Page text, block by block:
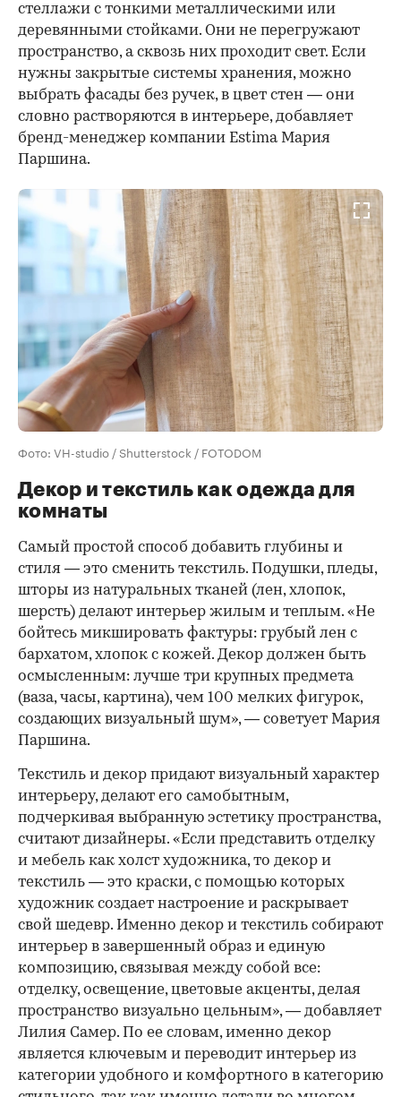
стеллажи с тонкими металлическими или
деревянными стойками. Они не перегружают
пространство, а сквозь них проходит свет. Если
нужны закрытые системы хранения, можно
выбрать фасады без ручек, в цвет стен — они
словно растворяются в интерьере, добавляет
бренд-менеджер компании Estima Мария
Паршина.
Фото: VH-studio / Shutterstock / FOTODOM
Декор и текстиль как одежда для
комнаты
Самый простой способ добавить глубины и
стиля — это сменить текстиль. Подушки, пледы,
шторы из натуральных тканей (лен, хлопок,
шерсть) делают интерьер жилым и теплым. «Не
бойтесь микшировать фактуры: грубый лен с
бархатом, хлопок с кожей. Декор должен быть
осмысленным: лучше три крупных предмета
(ваза, часы, картина), чем 100 мелких фигурок,
создающих визуальный шум», — советует Мария
Паршина.
Текстиль и декор придают визуальный характер
интерьеру, делают его самобытным,
подчеркивая выбранную эстетику пространства,
считают дизайнеры. «Если представить отделку
и мебель как холст художника, то декор и
текстиль — это краски, с помощью которых
художник создает настроение и раскрывает
свой шедевр. Именно декор и текстиль собирают
интерьер в завершенный образ и единую
композицию, связывая между собой все:
отделку, освещение, цветовые акценты, делая
пространство визуально цельным», — добавляет
Лилия Самер. По ее словам, именно декор
является ключевым и переводит интерьер из
категории удобного и комфортного в категорию